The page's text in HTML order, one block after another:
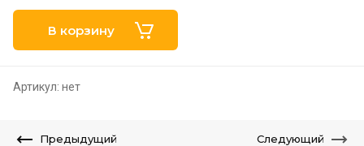
В корзину
Артикул: нет
Предыдущий Следующий